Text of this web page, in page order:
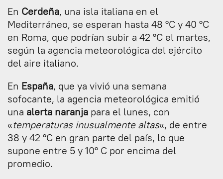
En Cerdeña, una isla italiana en el
Mediterráneo, se esperan hasta 48 °C y 40 °C
en Roma, que podrían subir a 42 °C el martes,
según la agencia meteorológica del ejército
del aire italiano.
En España, que ya vivió una semana
sofocante, la agencia meteorológica emitió
una alerta naranja para el lunes, con
«temperaturas inusualmente altas«, de entre
38 y 42 °C en gran parte del país, lo que
supone entre 5 y 10° C por encima del
promedio.